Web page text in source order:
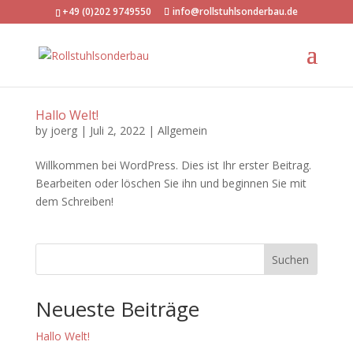
+49 (0)202 9749550 info@rollstuhlsonderbau.de
Hallo Welt!
by joerg| Juli 2, 2022| Allgemein
Willkommen bei WordPress. Dies ist Ihr erster Beitrag.
Bearbeiten oder löschen Sie ihn und beginnen Sie mit
dem Schreiben!
Suchen
Neueste Beiträge
Hallo Welt!